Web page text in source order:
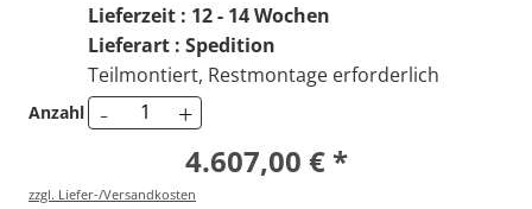
Lieferzeit : 12 - 14 Wochen
Lieferart : Spedition
Teilmontiert, Restmontage erforderlich
Anzahl - +
4.607,00 € *
zzgl. Liefer-/Versandkosten